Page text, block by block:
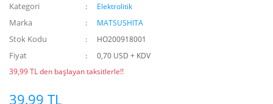
Kategori Elektrolitik
Marka MATSUSHITA
Stok Kodu HO200918001
Fiyat
0,70 USD + KDV
39,99 TL den başlayan taksitlerle!!
39,99 TL